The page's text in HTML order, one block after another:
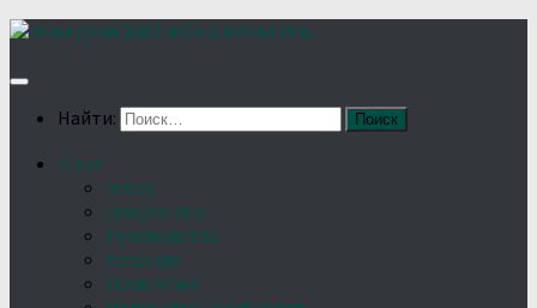
Найти:
О нас
Устав
Документы
Руководство
Команда
Правление